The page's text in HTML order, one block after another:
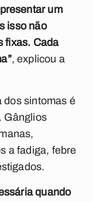
um
isso não
fixas. Cada
, explicou a
dos sintomas é
Gânglios
a fadiga, febre
quando